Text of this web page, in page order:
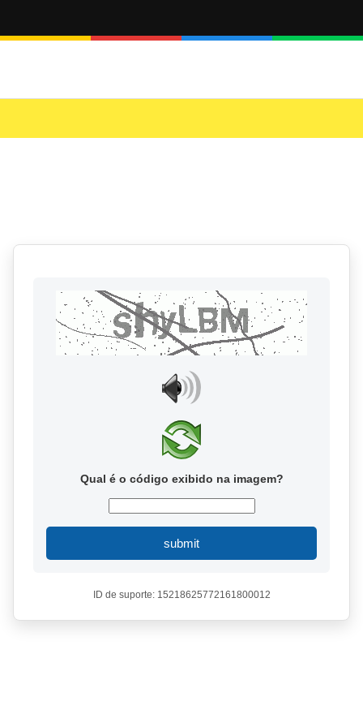
Qual é o código exibido na imagem?
submit
ID de suporte: 15218625772161800012